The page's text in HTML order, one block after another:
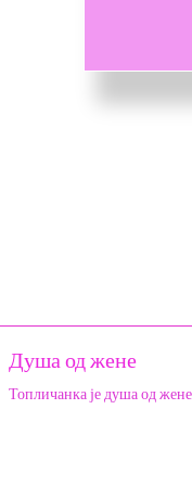
Душа од жене
Топличанка је душа од